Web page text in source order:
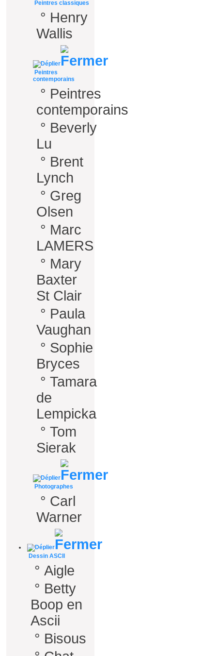
Peintres classiques
° Henry
Wallis
Peintres
contemporains
° Peintres
contemporains
° Beverly
Lu
° Brent
Lynch
° Greg
Olsen
° Marc
LAMERS
° Mary
Baxter
St Clair
° Paula
Vaughan
° Sophie
Bryces
° Tamara
de
Lempicka
° Tom
Sierak
Photographes
° Carl
Warner
Dessin ASCII
° Aigle
° Betty
Boop en
Ascii
° Bisous